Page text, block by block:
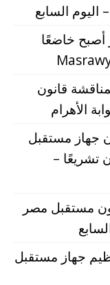
السابع
خاضعًا
قانون
الأهرام
جهاز مستقبل
تشريعًا –
مستقبل مصر
جهاز مستقبل